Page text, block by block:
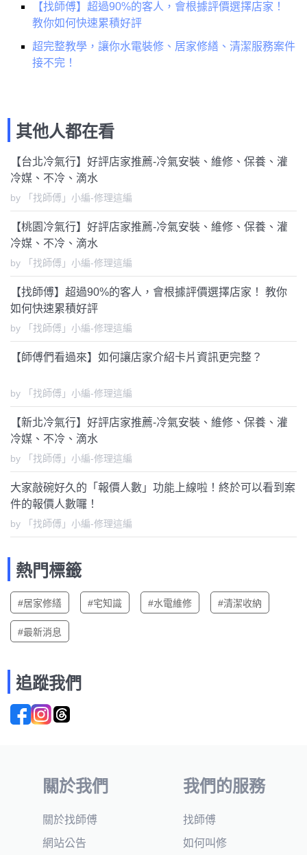
【找師傅】超過90%的客人，會根據評價選擇店家！
教你如何快速累積好評
超完整教學，讓你水電裝修、居家修繕、清潔服務案件
接不完！
其他人都在看
【台北冷氣行】好評店家推薦-冷氣安裝、維修、保養、灌
冷媒、不冷、滴水
by 「找師傅」小編-修理這編
【桃園冷氣行】好評店家推薦-冷氣安裝、維修、保養、灌
冷媒、不冷、滴水
by 「找師傅」小編-修理這編
【找師傅】超過90%的客人，會根據評價選擇店家！ 教你
如何快速累積好評
by 「找師傅」小編-修理這編
【師傅們看過來】如何讓店家介紹卡片資訊更完整？
by 「找師傅」小編-修理這編
【新北冷氣行】好評店家推薦-冷氣安裝、維修、保養、灌
冷媒、不冷、滴水
by 「找師傅」小編-修理這編
大家敲碗好久的「報價人數」功能上線啦！終於可以看到案
件的報價人數囉！
by 「找師傅」小編-修理這編
熱門標籤
#居家修繕 #宅知識 #水電維修 #清潔收納
#最新消息
追蹤我們
關於我們
關於找師傅
網站公告
我們的服務
找師傅
如何叫修